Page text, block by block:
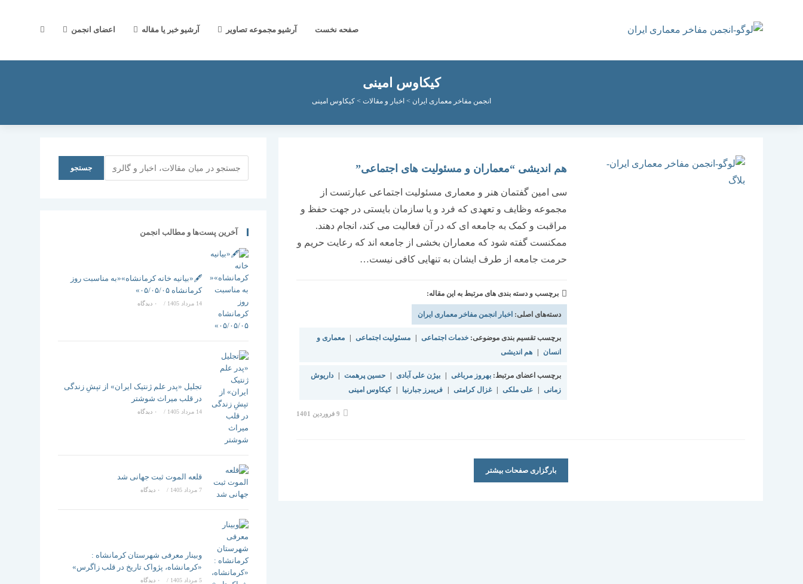
صفحه نخست آرشیو مجموعه تصاویر آرشیو خبر یا مقاله اعضای انجمن جستجوی
کیکاوس امینی
انجمن مفاخر معماری ایران > اخبار و مقالات > کیکاوس امینی
هم اندیشی “معماران و مسئولیت های اجتماعی”
سی امین گفتمان هنر و معماری مسئولیت اجتماعی عبارتست از
مجموعه وظایف و تعهدی که فرد و یا سازمان بایستی در جهت حفظ و
مراقبت و کمک به جامعه ای که در آن فعالیت می کند، انجام دهند.
ممکنست گفته شود که معماران بخشی از جامعه اند که رعایت حریم و
حرمت جامعه از طرف ایشان به تنهایی کافی نیست…
برچسب و دسته بندی های مرتبط به این مقاله:
دسته‌های اصلی: اخبار انجمن مفاخر معماری ایران
برچسب تقسیم بندی موضوعی: خدمات اجتماعی مسئولیت اجتماعی
معماری و
انسان
هم اندیشی
برچسب اعضای مرتبط: بهروز مرباغی بیژن علی آبادی حسین پرهمت
داریوش
زمانی
علی ملکی غزال کرامتی فریبرز جبارنیا کیکاوس امینی
نوشته
منتشر
9 فروردین 1401
بارگزاری صفحات بیشتر
جستجو
آخرین پست‌ها و مطالب انجمن
🖋️«بیانیه خانه کرمانشاه»«به مناسبت روز
کرمانشاه ۰۵/۰۵/۰۵»
14 مرداد 1405 / ۰ دیدگاه
تجلیل «پدر علم ژنتیک ایران» از تپشِ زندگی
در قلب میراث شوشتر
14 مرداد 1405 / ۰ دیدگاه
قلعه الموت ثبت جهانی شد
7 مرداد 1405 / ۰ دیدگاه
وبینار معرفی شهرستان کرمانشاه :
«کرمانشاه، پژواک تاریخ در قلب زاگرس»
5 مرداد 1405 / ۰ دیدگاه